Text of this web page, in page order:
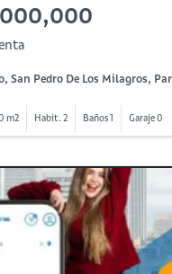
San Pedro De Los Milagros,
m2 Habit. 2 Baños 1 Garaje 0